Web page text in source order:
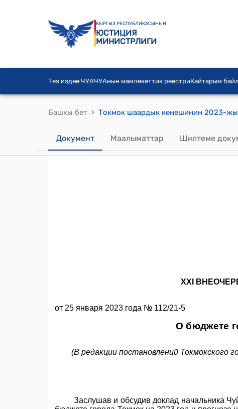
КЫРГЫЗ РЕСПУБЛИКАСЫНЫН
ЮСТИЦИЯ
МИНИСТРЛИГИ
Тез издөө ЧУАЧУАнын мамлекеттик реестриКайтарым
Башкы бет ›
Документ Маалыматтар Шилтеме